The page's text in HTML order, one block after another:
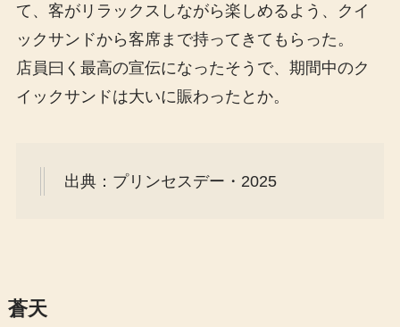
て、客がリラックスしながら楽しめるよう、クイ
ックサンドから客席まで持ってきてもらった。
店員曰く最高の宣伝になったそうで、期間中のク
イックサンドは大いに賑わったとか。
出典：プリンセスデー・2025
蒼天